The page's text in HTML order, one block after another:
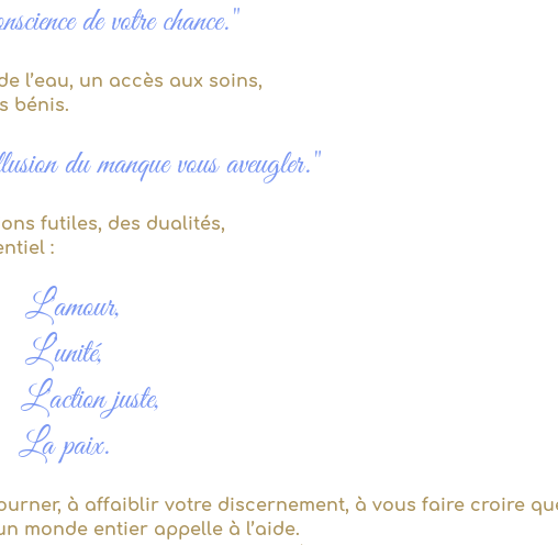
de votre chance."
l’eau, un accès aux soins,
bénis.
du manque vous aveugler."
futiles, des dualités,
:
L'amour,
L’unité,
juste,
La paix.
à affaiblir votre discernement, à vous faire croire
monde entier appelle à l’aide.